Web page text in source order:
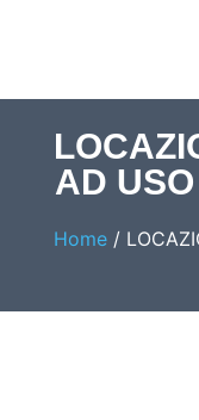
AD
Home /